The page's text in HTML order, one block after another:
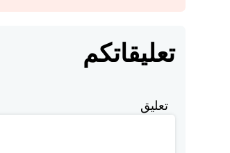
تعليقاتكم
تعليق